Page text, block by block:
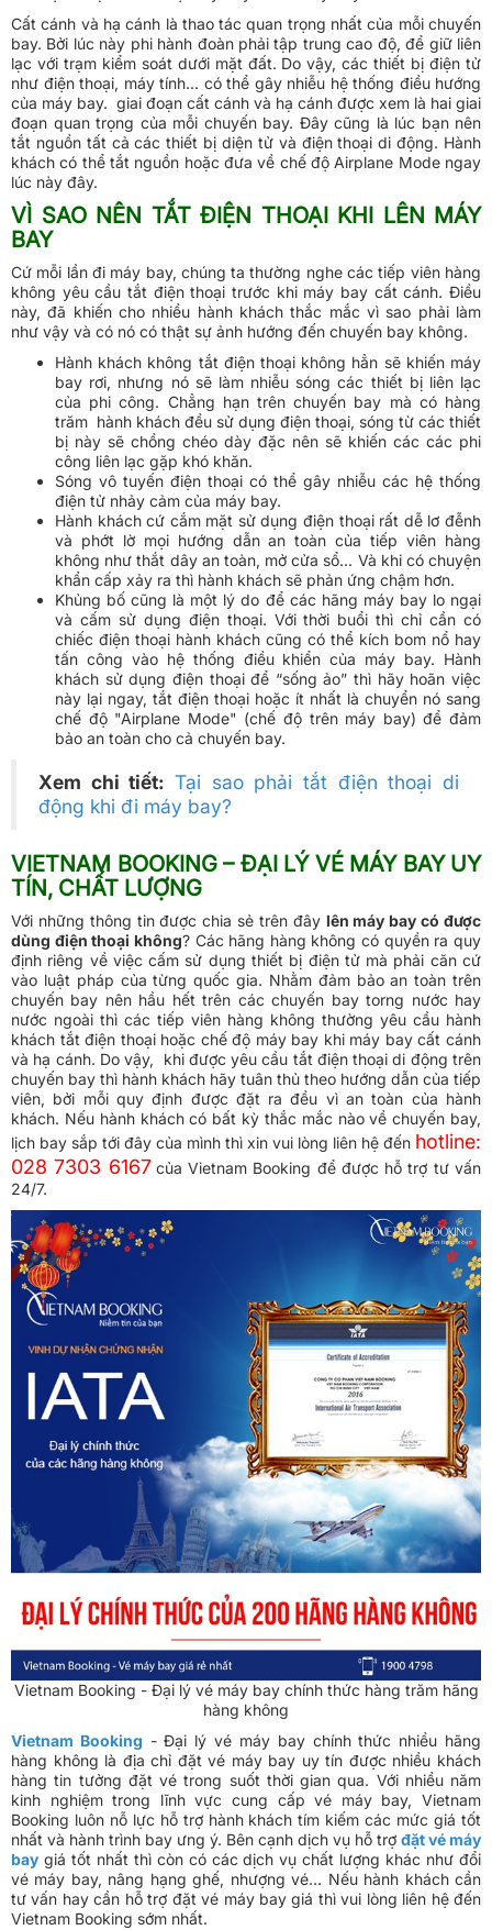
Cất cánh và hạ cánh là thao tác quan trọng nhất của mỗi chuyến
bay. Bởi lúc này phi hành đoàn phải tập trung cao độ, để giữ liên
lạc với trạm kiểm soát dưới mặt đất. Do vậy, các thiết bị điện tử
như điện thoại, máy tính... có thể gây nhiễu hệ thống điều hướng
của máy bay. giai đoạn cất cánh và hạ cánh được xem là hai giai
đoạn quan trọng của mỗi chuyến bay. Đây cũng là lúc bạn nên
tắt nguồn tất cả các thiết bị diện tử và điện thoại di động. Hành
khách có thể tắt nguồn hoặc đưa về chế độ Airplane Mode ngay
lúc này đây.
VÌ SAO NÊN TẮT ĐIỆN THOẠI KHI LÊN MÁY
BAY
Cứ mỗi lần đi máy bay, chúng ta thường nghe các tiếp viên hàng
không yêu cầu tắt điện thoại trước khi máy bay cất cánh. Điều
này, đã khiến cho nhiều hành khách thắc mắc vì sao phải làm
như vậy và có nó có thật sự ảnh hướng đến chuyến bay không.
Hành khách không tắt điện thoại không hẳn sẽ khiến máy
bay rơi, nhưng nó sẽ làm nhiễu sóng các thiết bị liên lạc
của phi công. Chẳng hạn trên chuyến bay mà có hàng
trăm hành khách đều sử dụng điện thoại, sóng từ các thiết
bị này sẽ chồng chéo dày đặc nên sẽ khiến các các phi
công liên lạc gặp khó khăn.
Sóng vô tuyến điện thoại có thể gây nhiễu các hệ thống
điện tử nhảy cảm của máy bay.
Hành khách cứ cắm mặt sử dụng điện thoại rất dễ lơ đễnh
và phớt lờ mọi hướng dẫn an toàn của tiếp viên hàng
không như thắt dây an toàn, mở cửa sổ... Và khi có chuyện
khẩn cấp xảy ra thì hành khách sẽ phản ứng chậm hơn.
Khủng bố cũng là một lý do để các hãng máy bay lo ngại
và cấm sử dụng điện thoại. Với thời buổi thì chỉ cần có
chiếc điện thoại hành khách cũng có thể kích bom nổ hay
tấn công vào hệ thống điều khiển của máy bay. Hành
khách sử dụng điện thoại để “sống ảo” thì hãy hoãn việc
này lại ngay, tắt điện thoại hoặc ít nhất là chuyển nó sang
chế độ "Airplane Mode" (chế độ trên máy bay) để đảm
bảo an toàn cho cả chuyến bay.
Xem chi tiết: Tại sao phải tắt điện thoại di
động khi đi máy bay?
VIETNAM BOOKING – ĐẠI LÝ VÉ MÁY BAY UY
TÍN, CHẤT LƯỢNG
Với những thông tin được chia sẻ trên đây lên máy bay có được
dùng điện thoại không? Các hãng hàng không có quyền ra quy
định riêng về việc cấm sử dụng thiết bị điện tử mà phải căn cứ
vào luật pháp của từng quốc gia. Nhằm đảm bảo an toàn trên
chuyến bay nên hầu hết trên các chuyến bay torng nước hay
nước ngoài thì các tiếp viên hàng không thường yêu cầu hành
khách tắt điện thoại hoặc chế độ máy bay khi máy bay cất cánh
và hạ cánh. Do vậy, khi được yêu cầu tắt điện thoại di động trên
chuyến bay thì hành khách hãy tuân thủ theo hướng dẫn của tiếp
viên, bởi mỗi quy định được đặt ra đều vì an toàn của hành
khách. Nếu hành khách có bất kỳ thắc mắc nào về chuyến bay,
lịch bay sắp tới đây của mình thì xin vui lòng liên hệ đến hotline:
028 7303 6167 của Vietnam Booking để được hỗ trợ tư vấn
24/7.
Vietnam Booking - Đại lý vé máy bay chính thức hàng trăm hãng
hàng không
Vietnam Booking - Đại lý vé máy bay chính thức nhiều hãng
hàng không là địa chỉ đặt vé máy bay uy tín được nhiều khách
hàng tin tưởng đặt vé trong suốt thời gian qua. Với nhiều năm
kinh nghiệm trong lĩnh vực cung cấp vé máy bay, Vietnam
Booking luôn nỗ lực hỗ trợ hành khách tím kiếm các mức giá tốt
nhất và hành trình bay ưng ý. Bên cạnh dịch vụ hỗ trợ đặt vé máy
bay giá tốt nhất thì còn có các dịch vụ chất lượng khác như đổi
vé máy bay, nâng hạng ghế, nhượng vé… Nếu hành khách cần
tư vấn hay cần hỗ trợ đặt vé máy bay giá thì vui lòng liên hệ đến
Vietnam Booking sớm nhất.